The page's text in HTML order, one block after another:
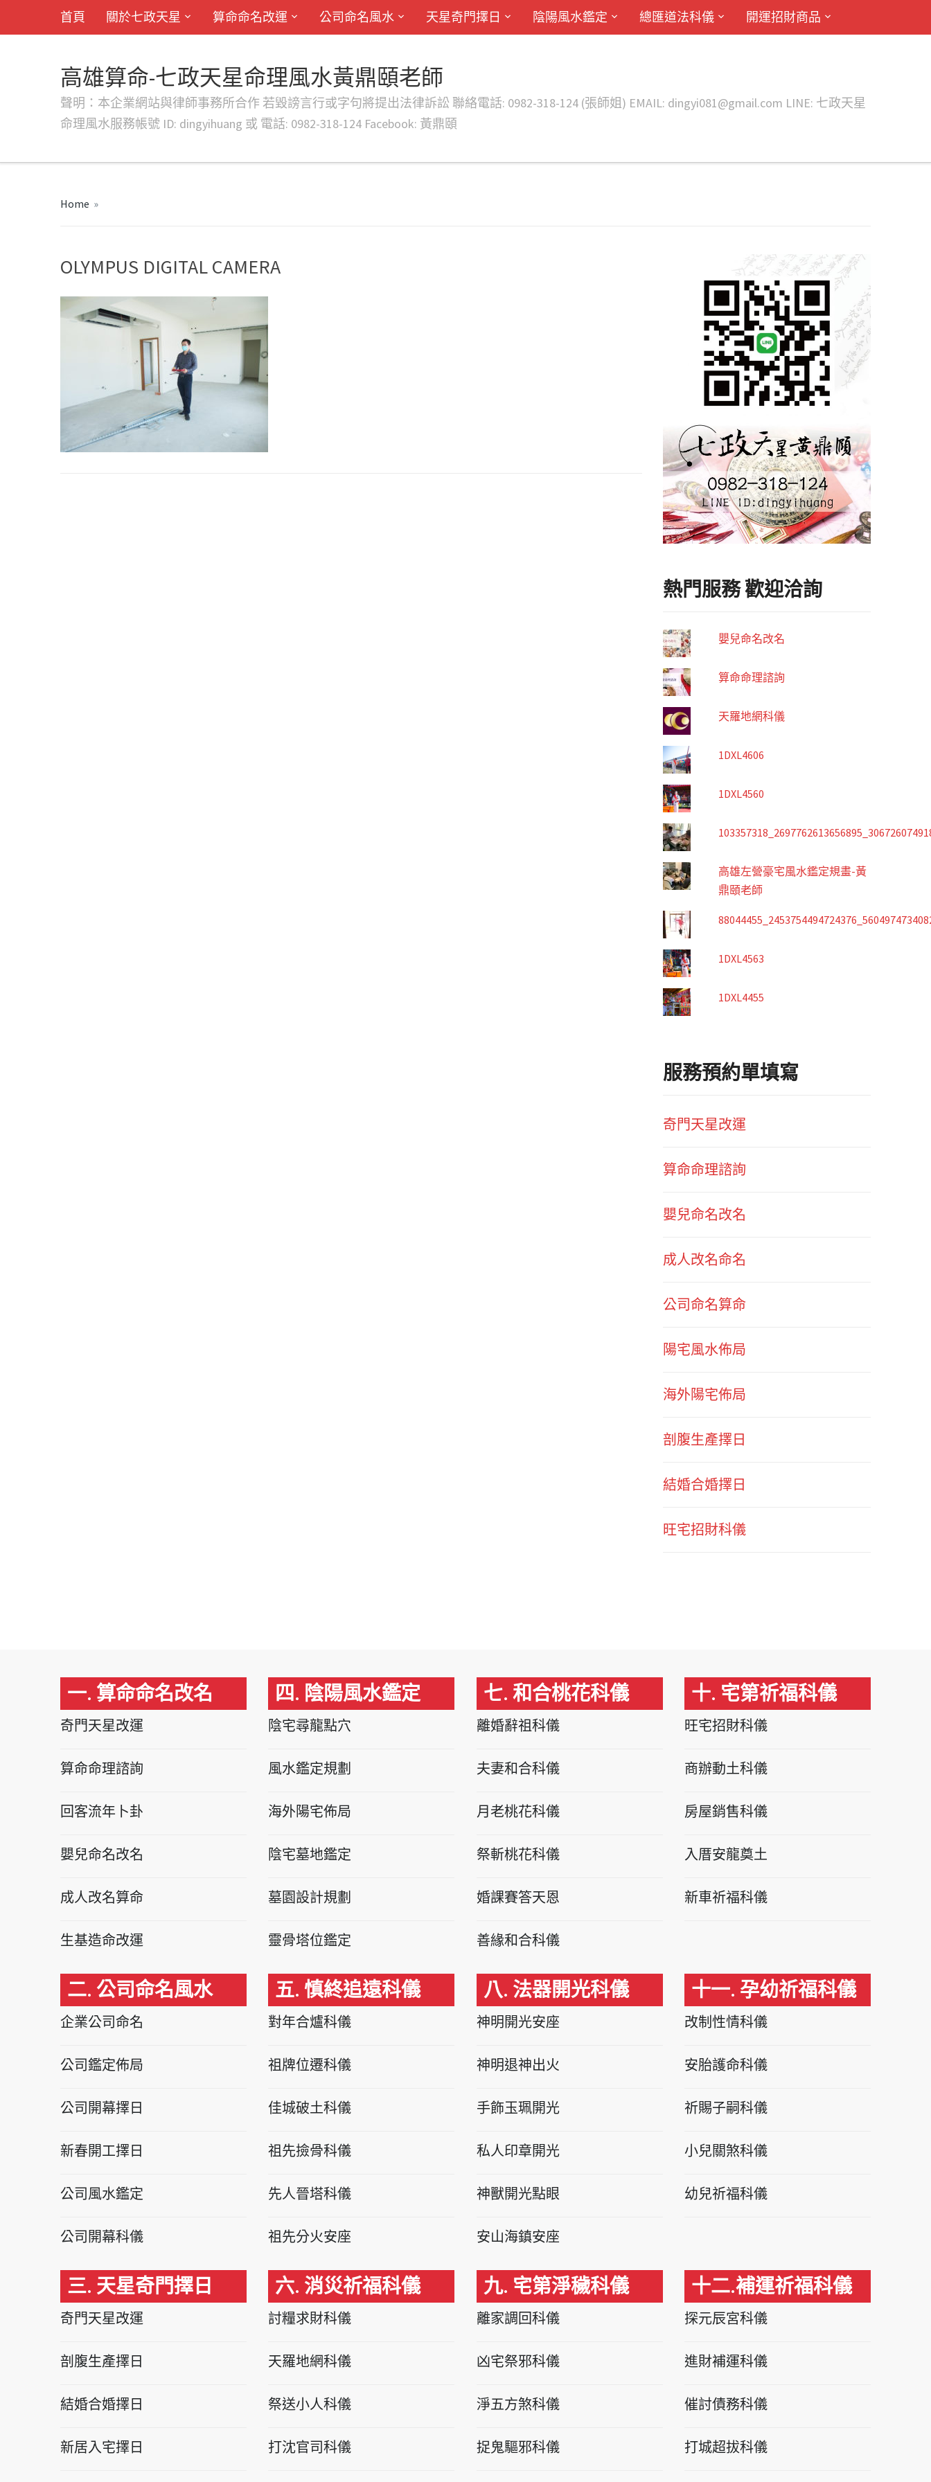
首頁 關於七政天星 算命命名改運 公司命名風水 天星奇門擇日 陰陽風水鑑定 總匯道法科儀 開運招財商品
高雄算命-七政天星命理風水黃鼎頤老師
聲明：本企業網站與律師事務所合作 若毀謗言行或字句將提出法律訴訟 聯絡電話: 0982-318-124 (張師姐) EMAIL: dingyi081@gmail.com LINE: 七政天星
命理風水服務帳號 ID: dingyihuang 或 電話: 0982-318-124 Facebook: 黃鼎頤
Home »
OLYMPUS DIGITAL CAMERA
熱門服務 歡迎洽詢
嬰兒命名改名
算命命理諮詢
天羅地網科儀
1DXL4606
1DXL4560
高雄左營豪宅風水鑑定規畫-黃
鼎頤老師
1DXL4563
1DXL4455
服務預約單填寫
奇門天星改運
算命命理諮詢
嬰兒命名改名
成人改名命名
公司命名算命
陽宅風水佈局
海外陽宅佈局
剖腹生產擇日
結婚合婚擇日
旺宅招財科儀
一. 算命命名改名
奇門天星改運
算命命理諮詢
回客流年卜卦
嬰兒命名改名
成人改名算命
生基造命改運
二. 公司命名風水
企業公司命名
公司鑑定佈局
公司開幕擇日
新春開工擇日
公司風水鑑定
公司開幕科儀
三. 天星奇門擇日
奇門天星改運
剖腹生產擇日
結婚合婚擇日
新居入宅擇日
四. 陰陽風水鑑定
陰宅尋龍點穴
風水鑑定規劃
海外陽宅佈局
陰宅墓地鑑定
墓園設計規劃
靈骨塔位鑑定
五. 慎終追遠科儀
對年合爐科儀
祖牌位遷科儀
佳城破土科儀
祖先撿骨科儀
先人晉塔科儀
祖先分火安座
六. 消災祈福科儀
討糧求財科儀
天羅地網科儀
祭送小人科儀
打沈官司科儀
七. 和合桃花科儀
離婚辭祖科儀
夫妻和合科儀
月老桃花科儀
祭斬桃花科儀
婚課賽答天恩
善緣和合科儀
八. 法器開光科儀
神明開光安座
神明退神出火
手飾玉珮開光
私人印章開光
神獸開光點眼
安山海鎮安座
九. 宅第淨穢科儀
離家調回科儀
凶宅祭邪科儀
淨五方煞科儀
捉鬼驅邪科儀
十. 宅第祈福科儀
旺宅招財科儀
商辦動土科儀
房屋銷售科儀
入厝安龍奠土
新車祈福科儀
十一. 孕幼祈福科儀
改制性情科儀
安胎護命科儀
祈賜子嗣科儀
小兒關煞科儀
幼兒祈福科儀
十二.補運祈福科儀
探元辰宮科儀
進財補運科儀
催討債務科儀
打城超拔科儀